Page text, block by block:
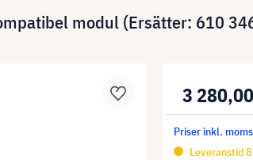
modul (Ersätter: 610
3
Priser inkl.
Leveranstid